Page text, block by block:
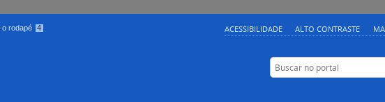
o rodapé 4 ACESSIBILIDADE ALTO CONTRASTE
Buscar no portal